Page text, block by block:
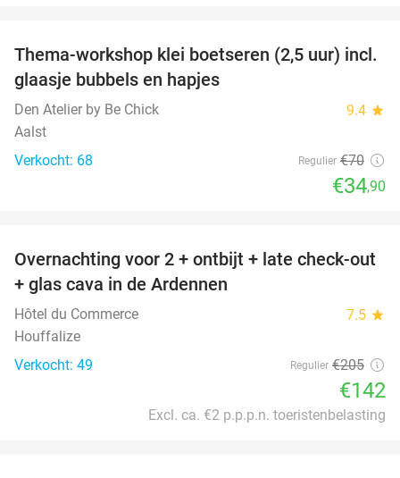
50%
Thema-workshop klei boetseren (2,5 uur) incl.
glaasje bubbels en hapjes
Den Atelier by Be Chick 9.4 star
Aalst
Verkocht: 68
Regulier €70
€34,90
31%
Overnachting voor 2 + ontbijt + late check-out
+ glas cava in de Ardennen
Hôtel du Commerce 7.5 star
Houffalize
Verkocht: 49
Regulier €205
€142
Excl. ca. €2 p.p.p.n. toeristenbelasting